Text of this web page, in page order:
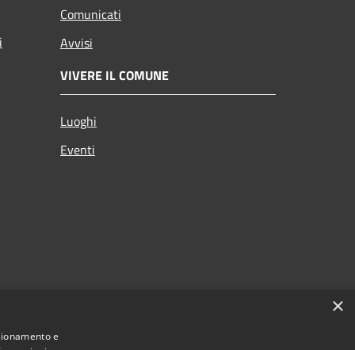
Comunicati
Avvisi
VIVERE IL COMUNE
Luoghi
Eventi
×
e